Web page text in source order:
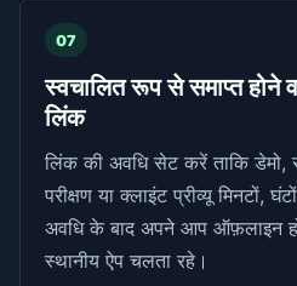
07
स्वचालित रूप से समाप्त होने
लिंक
लिंक की अवधि सेट करें ताकि डेमो,
परीक्षण या क्लाइंट प्रीव्यू मिनटों,
अवधि के बाद अपने आप ऑफ़लाइन
स्थानीय ऐप चलता रहे।